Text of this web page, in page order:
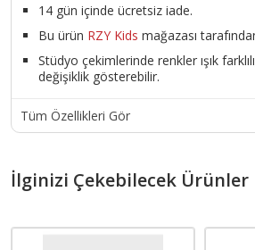
14 gün içinde ücretsiz iade.
Bu ürün RZY Kids mağazası
Stüdyo çekimlerinde renkler ışık
değişiklik gösterebilir.
Tüm Özellikleri Gör
İlginizi Çekebilecek Ürünler